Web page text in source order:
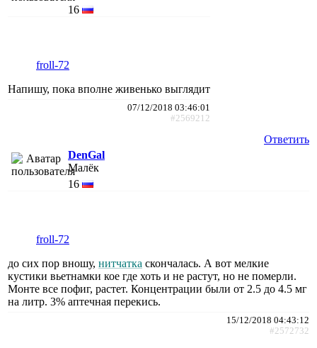
16
froll-72
Напишу, пока вполне живенько выглядит
07/12/2018 03:46:01
#2569212
Ответить
DenGal
Малёк
16
froll-72
до сих пор вношу, нитчатка скончалась. А вот мелкие
кустики вьетнамки кое где хоть и не растут, но не померли.
Монте все пофиг, растет. Концентрации были от 2.5 до 4.5 мг
на литр. 3% аптечная перекись.
15/12/2018 04:43:12
#2572732